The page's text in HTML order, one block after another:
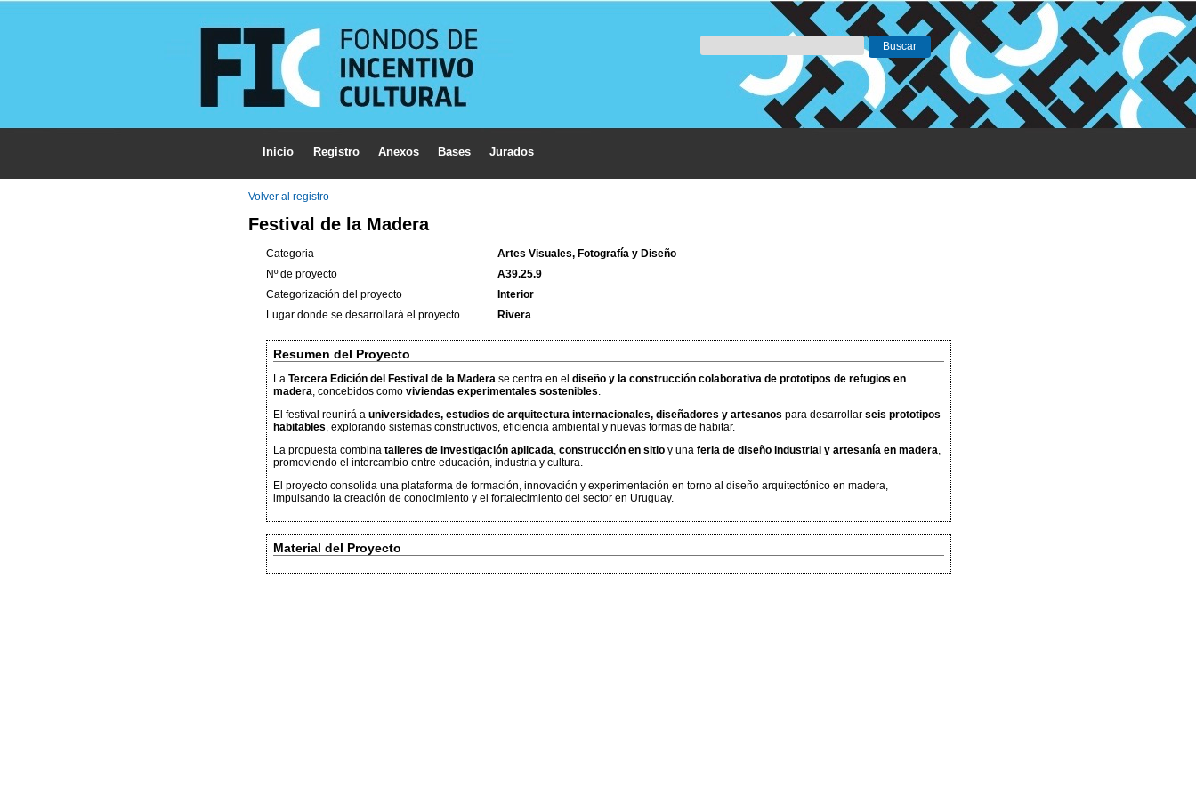
Inicio Registro Anexos Bases Jurados
Volver al registro
Festival de la Madera
Categoria
Artes Visuales, Fotografía y Diseño
Nº de proyecto
A39.25.9
Categorización del proyecto
Interior
Lugar donde se desarrollará el proyecto
Rivera
Resumen del Proyecto
La Tercera Edición del Festival de la Madera se centra en el diseño y la construcción colaborativa de prototipos de refugios en
madera , concebidos como viviendas experimentales sostenibles
El festival reunirá a universidades, estudios de arquitectura internacionales, diseñadores y artesanos para desarrollar seis prototipos
habitables , explorando sistemas constructivos, eficiencia ambiental y nuevas formas de habitar.
La propuesta combina talleres de investigación aplicada construcción en sitio y una feria de diseño industrial y artesanía en madera
promoviendo el intercambio entre educación, industria y cultura.
El proyecto consolida una plataforma de formación, innovación y experimentación en torno al diseño arquitectónico en madera,
impulsando la creación de conocimiento y el fortalecimiento del sector en Uruguay.
Material del Proyecto